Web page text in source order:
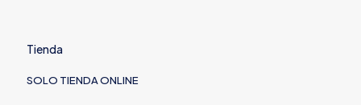
Tienda
SOLO TIENDA ONLINE